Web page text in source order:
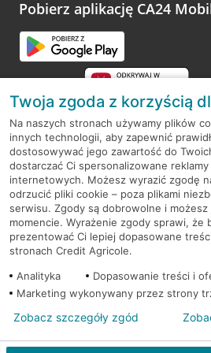
opinie.
Pobierz aplikację CA24
RODO
Regulamin serwisu
Mapa serwisu
PolitykaCookies
© 2026 Credit Agricole Bank Polska S.A.
Twoja zgoda z korzyścią
Na naszych stronach używamy plików
innych technologii, aby zapewnić
dostosowywać jego zawartość do
dostarczać Ci spersonalizowane
internetowych. Możesz wyrazić zgodę
odrzucić pliki cookie – poza plikami
serwisu. Zgody są dobrowolne i
momencie. Wyrażenie zgody sprawi, że
prezentować Ci lepiej dopasowane
stronach Credit Agricole.
Analityka
Dopasowanie treści i
Marketing wykonywany przez strony
Zobacz szczegóły zgód